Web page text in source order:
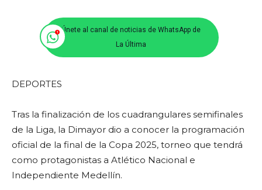
Únete al canal de noticias de WhatsApp de
La Última
DEPORTES
Tras la finalización de los cuadrangulares semifinales
de la Liga, la Dimayor dio a conocer la programación
oficial de la final de la Copa 2025, torneo que tendrá
como protagonistas a Atlético Nacional e
Independiente Medellín.